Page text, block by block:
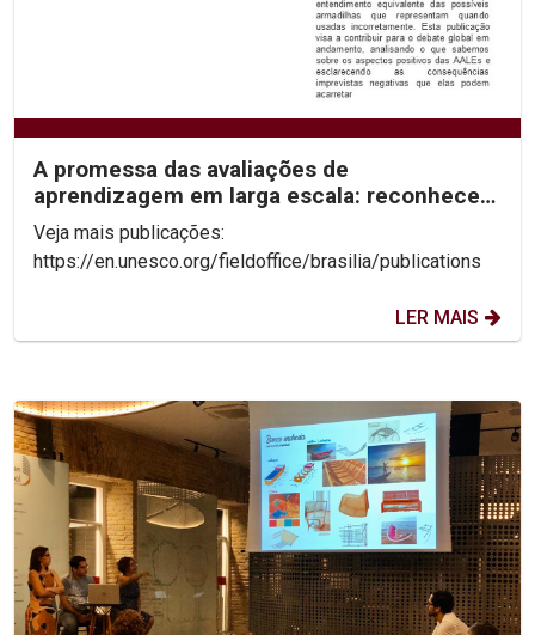
A promessa das avaliações de
aprendizagem em larga escala: reconhecer
os limites para desbloquear...
Veja mais publicações:
https://en.unesco.org/fieldoffice/brasilia/publications
LER MAIS